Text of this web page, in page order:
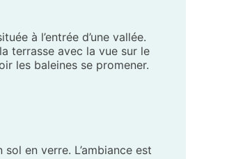
à l’entrée d’une vallée.
terrasse avec la vue sur le
les baleines se promener.
en verre. L’ambiance est